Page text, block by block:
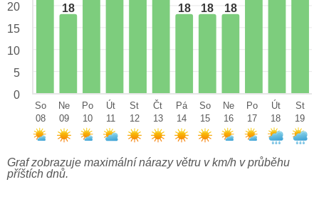
18 18 18 18
20
15
10
5
0
So
08
Ne
09
Po
10
Út
11
St
12
Čt
13
Pá
14
So
15
Ne
16
Po
17
Út
18
St
19
Graf zobrazuje maximální nárazy větru v km/h v průběhu
příštích dnů.